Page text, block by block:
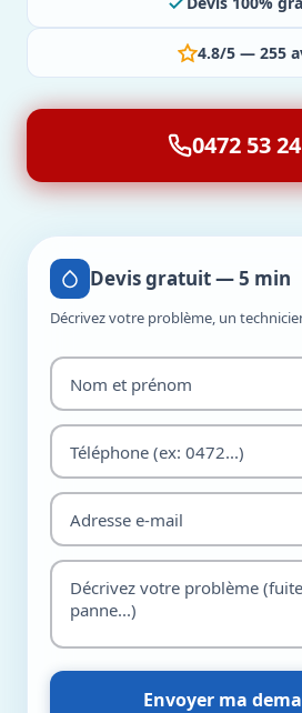
4.8/5 — 255
0472 53
Devis gratuit — 5 min
Décrivez votre problème, un
Envoyer ma